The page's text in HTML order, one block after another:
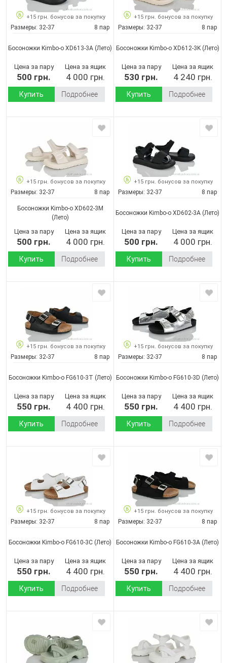
+15 грн. бонусов за покупку
Размеры: 32-37 8 пар
Босоножки Kimbo-o XD613-3A (Лето)
Цена за пару
500 грн.
Цена за ящик
4 000 грн.
Купить Подробнее
+15 грн. бонусов за покупку
Размеры: 32-37 8 пар
Босоножки Kimbo-o XD612-3K(Лето)
Цена за пару
530 грн.
Цена за ящик
4 240 грн.
Купить Подробнее
+15 грн. бонусов за покупку
Размеры: 32-37 8 пар
Босоножки Kimbo-o XD602-3M
(Лето)
Цена за пару
500 грн.
Цена за ящик
4 000 грн.
Купить Подробнее
+15 грн. бонусов за покупку
Размеры: 32-37 8 пар
Босоножки Kimbo-o XD602-3A (Лето)
Цена за пару
500 грн.
Цена за ящик
4 000 грн.
Купить Подробнее
+15 грн. бонусов за покупку
Размеры: 32-37 8 пар
Босоножки Kimbo-o FG610-3T (Лето)
Цена за пару
550 грн.
Цена за ящик
4 400 грн.
Купить Подробнее
+15 грн. бонусов за покупку
Размеры: 32-37 8 пар
Босоножки Kimbo-o FG610-3D (Лето)
Цена за пару
550 грн.
Цена за ящик
4 400 грн.
Купить Подробнее
+15 грн. бонусов за покупку
Размеры: 32-37 8 пар
Босоножки Kimbo-o FG610-3C (Лето)
Цена за пару
550 грн.
Цена за ящик
4 400 грн.
Купить Подробнее
+15 грн. бонусов за покупку
Размеры: 32-37 8 пар
Босоножки Kimbo-o FG610-3A (Лето)
Цена за пару
550 грн.
Цена за ящик
4 400 грн.
Купить Подробнее